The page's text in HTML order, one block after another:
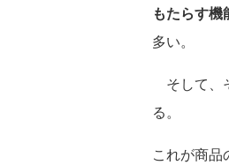
もたらす
多い。
そして、
る。
これが商品